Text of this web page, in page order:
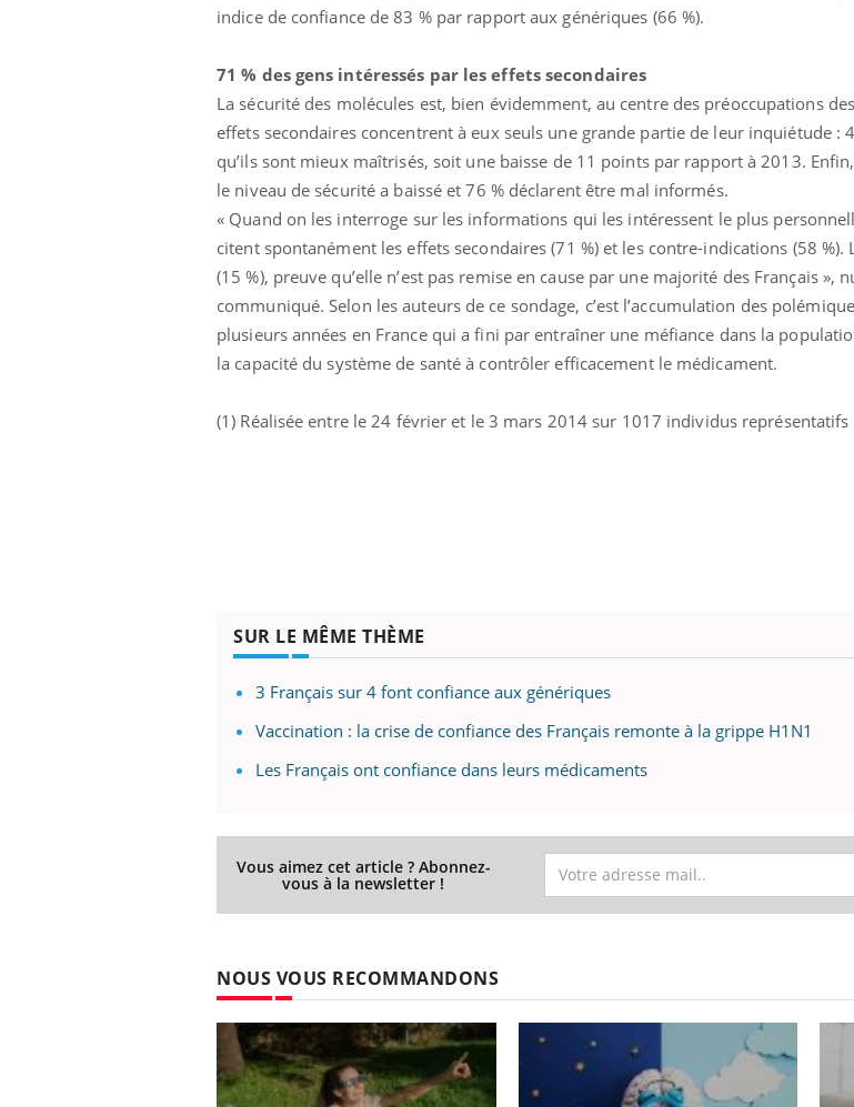
indice de confiance de 83 % par rapport aux génériques (66 %).
71 % des gens intéressés par les effets secondaires
La sécurité des molécules est, bien évidemment, au centre des préoccupations
effets secondaires concentrent à eux seuls une grande partie de leur inquiétude :
qu’ils sont mieux maîtrisés, soit une baisse de 11 points par rapport à 2013.
le niveau de sécurité a baissé et 76 % déclarent être mal informés.
« Quand on les interroge sur les informations qui les intéressent le plus
citent spontanément les effets secondaires (71 %) et les contre-indications (58
(15 %), preuve qu’elle n’est pas remise en cause par une majorité des Français »,
communiqué. Selon les auteurs de ce sondage, c’est l’accumulation des
plusieurs années en France qui a fini par entraîner une méfiance dans la
la capacité du système de santé à contrôler efficacement le médicament.
(1) Réalisée entre le 24 février et le 3 mars 2014 sur 1017 individus
SUR LE MÊME THÈME
3 Français sur 4 font confiance aux génériques
Vaccination : la crise de confiance des Français remonte à la grippe H1N1
Les Français ont confiance dans leurs médicaments
Vous aimez cet article ? Abonnez-
vous à la newsletter !
NOUS VOUS RECOMMANDONS
Les troubles du sommeil
Mon enfant est-il trop
sensible ou simplement
très empathique ?